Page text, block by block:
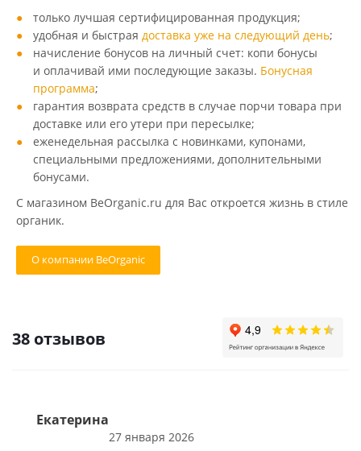
только лучшая сертифицированная продукция;
удобная и быстрая доставка уже на следующий день;
начисление бонусов на личный счет: копи бонусы
и оплачивай ими последующие заказы. Бонусная
программа;
гарантия возврата средств в случае порчи товара при
доставке или его утери при пересылке;
еженедельная рассылка с новинками, купонами,
специальными предложениями, дополнительными
бонусами.
С магазином BeOrganic.ru для Вас откроется жизнь в стиле
органик.
О компании BeOrganic
38 отзывов
Екатерина
27 января 2026